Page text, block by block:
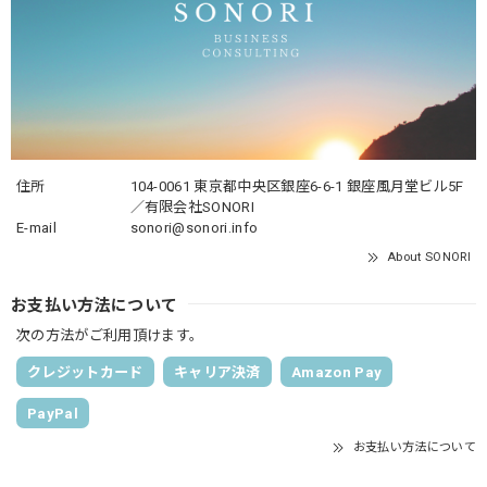
住所
104-0061 東京都中央区銀座6-6-1 銀座風月堂ビル5F
／有限会社SONORI
E-mail
sonori@sonori.info
About SONORI
お支払い方法について
次の方法がご利用頂けます。
クレジットカード キャリア決済 Amazon Pay
PayPal
お支払い方法について